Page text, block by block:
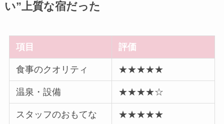
い”上質な宿だった
項目 評価
食事のクオリティ ★★★★★
温泉・設備 ★★★★☆
スタッフのおもてな
★★★★★